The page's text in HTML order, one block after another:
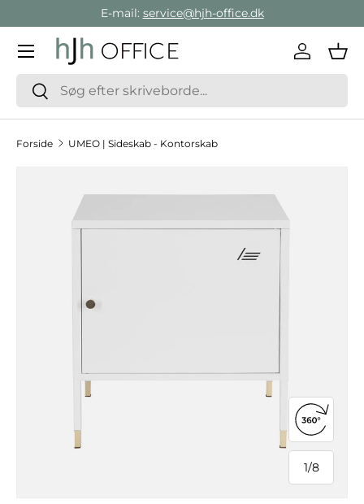
Gå direkte til indholdet
E-mail: service@hjh-office.dk
SøgSøg
Log ind
Menu
Forside UMEO | Sideskab - Kontorskab
Hop til produktinformation
1/
af
8
Åbn